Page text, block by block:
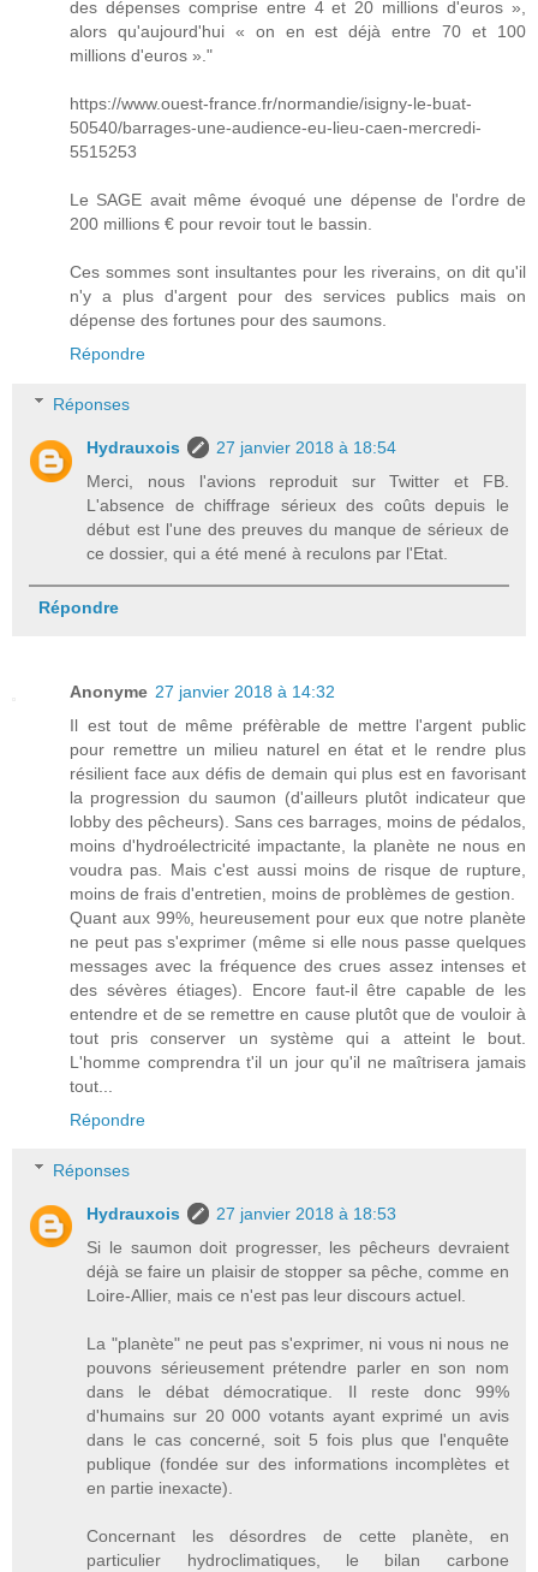
des dépenses comprise entre 4 et 20 millions d'euros »,
alors qu'aujourd'hui « on en est déjà entre 70 et 100
millions d'euros »."
https://www.ouest-france.fr/normandie/isigny-le-buat-
50540/barrages-une-audience-eu-lieu-caen-mercredi-
5515253
Le SAGE avait même évoqué une dépense de l'ordre de
200 millions € pour revoir tout le bassin.
Ces sommes sont insultantes pour les riverains, on dit qu'il
n'y a plus d'argent pour des services publics mais on
dépense des fortunes pour des saumons.
Répondre
Réponses
Hydrauxois
27 janvier 2018 à 18:54
Merci, nous l'avions reproduit sur Twitter et FB.
L'absence de chiffrage sérieux des coûts depuis le
début est l'une des preuves du manque de sérieux de
ce dossier, qui a été mené à reculons par l'Etat.
Répondre
Anonyme 27 janvier 2018 à 14:32
Il est tout de même préfèrable de mettre l'argent public
pour remettre un milieu naturel en état et le rendre plus
résilient face aux défis de demain qui plus est en favorisant
la progression du saumon (d'ailleurs plutôt indicateur que
lobby des pêcheurs). Sans ces barrages, moins de pédalos,
moins d'hydroélectricité impactante, la planète ne nous en
voudra pas. Mais c'est aussi moins de risque de rupture,
moins de frais d'entretien, moins de problèmes de gestion.
Quant aux 99%, heureusement pour eux que notre planète
ne peut pas s'exprimer (même si elle nous passe quelques
messages avec la fréquence des crues assez intenses et
des sévères étiages). Encore faut-il être capable de les
entendre et de se remettre en cause plutôt que de vouloir à
tout pris conserver un système qui a atteint le bout.
L'homme comprendra t'il un jour qu'il ne maîtrisera jamais
tout...
Répondre
Réponses
Hydrauxois
27 janvier 2018 à 18:53
Si le saumon doit progresser, les pêcheurs devraient
déjà se faire un plaisir de stopper sa pêche, comme en
Loire-Allier, mais ce n'est pas leur discours actuel.
La "planète" ne peut pas s'exprimer, ni vous ni nous ne
pouvons sérieusement prétendre parler en son nom
dans le débat démocratique. Il reste donc 99%
d'humains sur 20 000 votants ayant exprimé un avis
dans le cas concerné, soit 5 fois plus que l'enquête
publique (fondée sur des informations incomplètes et
en partie inexacte).
Concernant les désordres de cette planète, en
particulier hydroclimatiques, le bilan carbone